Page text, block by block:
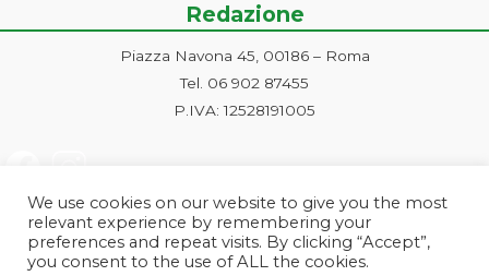
Redazione
Piazza Navona 45, 00186 – Roma
Tel. 06 902 87455
P.IVA: 12528191005
We use cookies on our website to give you the most
relevant experience by remembering your
preferences and repeat visits. By clicking “Accept”,
you consent to the use of ALL the cookies.